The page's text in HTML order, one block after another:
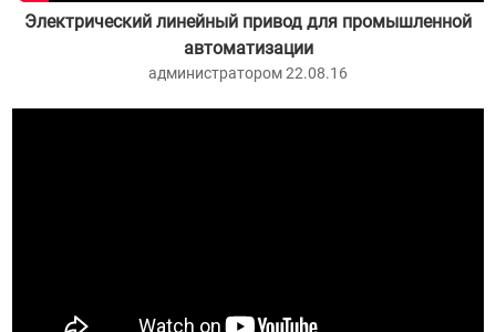
Электрический линейный привод для промышленной
автоматизации
администратором 22.08.16